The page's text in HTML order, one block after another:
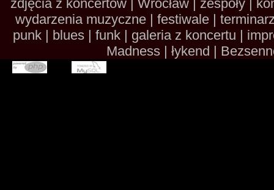
zdjęcia z koncertów | Wrocław | zespoły |
wydarzenia muzyczne | festiwale |
punk | blues | funk | galeria z koncertu |
Madness | łykend |